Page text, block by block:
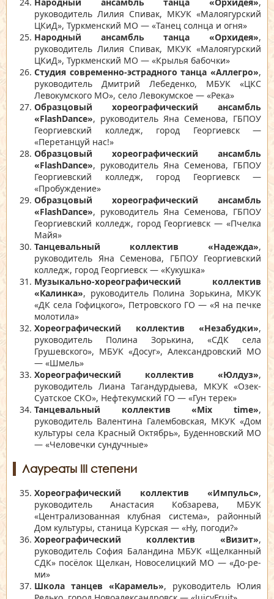
Народный ансамбль танца «Орхидея»,
руководитель Лилия Спивак, МКУК «Малоягурский
ЦКиД», Туркменский МО — «Танец солнца и огня»
Народный ансамбль танца «Орхидея»,
руководитель Лилия Спивак, МКУК «Малоягурский
ЦКиД», Туркменский МО — «Крылья бабочки»
Студия современно-эстрадного танца «Аллегро»,
руководитель Дмитрий Лебеденко, МБУК «ЦКС
Левокумского МО», село Левокумское — «Река»
Образцовый хореографический ансамбль
«FlashDance», руководитель Яна Семенова, ГБПОУ
Георгиевский колледж, город Георгиевск —
«Перетанцуй нас!»
Образцовый хореографический ансамбль
«FlashDance», руководитель Яна Семенова, ГБПОУ
Георгиевский колледж, город Георгиевск —
«Пробуждение»
Образцовый хореографический ансамбль
«FlashDance», руководитель Яна Семенова, ГБПОУ
Георгиевский колледж, город Георгиевск — «Пчелка
Майя»
Танцевальный коллектив «Надежда»,
руководитель Яна Семенова, ГБПОУ Георгиевский
колледж, город Георгиевск — «Кукушка»
Музыкально-хореографический коллектив
«Калинка», руководитель Полина Зорькина, МКУК
«ДК села Гофицкого», Петровского ГО — «Я на печке
молотила»
Хореографический коллектив «Незабудки»,
руководитель Полина Зорькина, «СДК села
Грушевского», МБУК «Досуг», Александровский МО
— «Шмель»
Хореографический коллектив «Юлдуз»,
руководитель Лиана Тагандурдыева, МКУК «Озек-
Суатское СКО», Нефтекумский ГО — «Гун терек»
Танцевальный коллектив «Mix time»,
руководитель Валентина Галембовская, МКУК «Дом
культуры села Красный Октябрь», Буденновский МО
— «Человечки сундучные»
Лауреаты III степени
Хореографический коллектив «Импульс»,
руководитель Анастасия Кобзарева, МБУК
«Централизованная клубная система», районный
Дом культуры, станица Курская — «Ну, погоди?»
Хореографический коллектив «Визит»,
руководитель София Баландина МБУК «Щелканный
СДК» посёлок Щелкан, Новоселицкий МО — «До-ре-
ми»
Школа танцев «Карамель», руководитель Юлия